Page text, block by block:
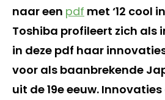
naar een pdf met ‘12 cool
Toshiba profileert zich als
in deze pdf haar
voor als baanbrekende
uit de 19e eeuw.